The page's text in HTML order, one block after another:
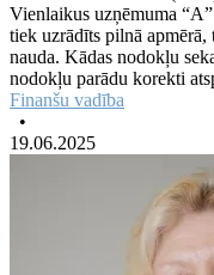
Vienlaikus uzņēmuma
tiek uzrādīts pilnā
nauda. Kādas nodokļu
nodokļu parādu korekti
Finanšu vadība
•
19.06.2025